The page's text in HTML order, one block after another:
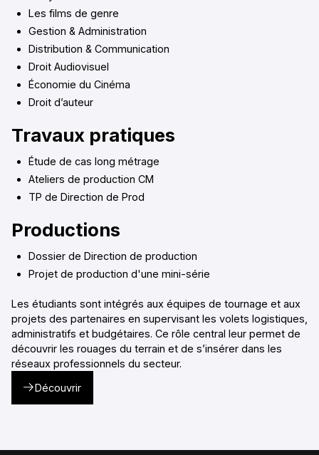
Les films de genre
Gestion & Administration
Distribution & Communication
Droit Audiovisuel
Économie du Cinéma
Droit d’auteur
Travaux pratiques
Étude de cas long métrage
Ateliers de production CM
TP de Direction de Prod
Productions
Dossier de Direction de production
Projet de production d'une mini-série
Les étudiants sont intégrés aux équipes de tournage et aux
projets des partenaires en supervisant les volets logistiques,
administratifs et budgétaires. Ce rôle central leur permet de
découvrir les rouages du terrain et de s’insérer dans les
réseaux professionnels du secteur.
Découvrir